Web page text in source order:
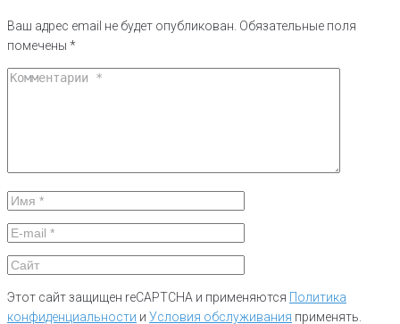
Ваш адрес email не будет опубликован. Обязательные поля
помечены *
Этот сайт защищен reCAPTCHA и применяются Политика
конфиденциальности и Условия обслуживания применять.